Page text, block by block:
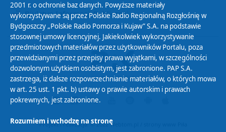
Biuletyn Informacji Publicznej
Projekt i realizacja: © 2022Webtom.pl
2001 r. o ochronie baz danych. Powyższe materiały
wykorzystywane są przez Polskie Radio Regionalną Rozgłośnię w
Bydgoszczy „Polskie Radio Pomorza i Kujaw” S.A. na podstawie
stosownej umowy licencyjnej. Jakiekolwiek wykorzystywanie
przedmiotowych materiałów przez użytkowników Portalu, poza
przewidzianymi przez przepisy prawa wyjątkami, w szczególności
dozwolonym użytkiem osobistym, jest zabronione. PAP S.A.
zastrzega, iż dalsze rozpowszechnianie materiałów, o których mowa
w art. 25 ust. 1 pkt. b) ustawy o prawie autorskim i prawach
pokrewnych, jest zabronione.
Rozumiem i wchodzę na stronę